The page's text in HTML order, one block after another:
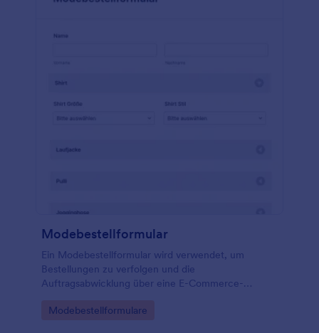
Modebestellformular
Ein Modebestellformular wird verwendet, um
Bestellungen zu verfolgen und die
Auftragsabwicklung über eine E-Commerce-
Bekleidungshändler, Großhändler oder Hersteller
Go to Category:
Modebestellformulare